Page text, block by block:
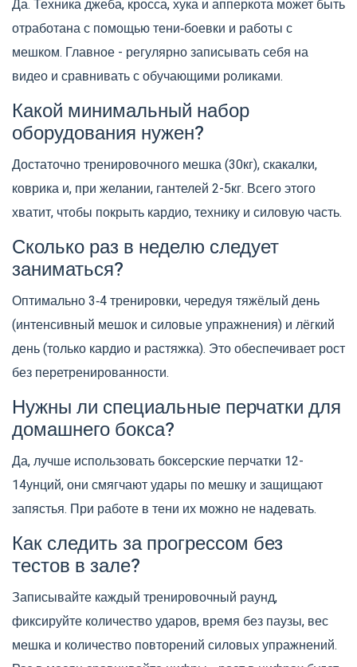
Да. Техника джеба, кросса, хука и апперкота может быть
отработана с помощью тени‑боевки и работы с
мешком. Главное - регулярно записывать себя на
видео и сравнивать с обучающими роликами.
Какой минимальный набор
оборудования нужен?
Достаточно тренировочного мешка (30кг), скакалки,
коврика и, при желании, гантелей 2-5кг. Всего этого
хватит, чтобы покрыть кардио, технику и силовую часть.
Сколько раз в неделю следует
заниматься?
Оптимально 3‑4 тренировки, чередуя тяжёлый день
(интенсивный мешок и силовые упражнения) и лёгкий
день (только кардио и растяжка). Это обеспечивает рост
без перетренированности.
Нужны ли специальные перчатки для
домашнего бокса?
Да, лучше использовать боксерские перчатки 12-
14унций, они смягчают удары по мешку и защищают
запястья. При работе в тени их можно не надевать.
Как следить за прогрессом без
тестов в зале?
Записывайте каждый тренировочный раунд,
фиксируйте количество ударов, время без паузы, вес
мешка и количество повторений силовых упражнений.